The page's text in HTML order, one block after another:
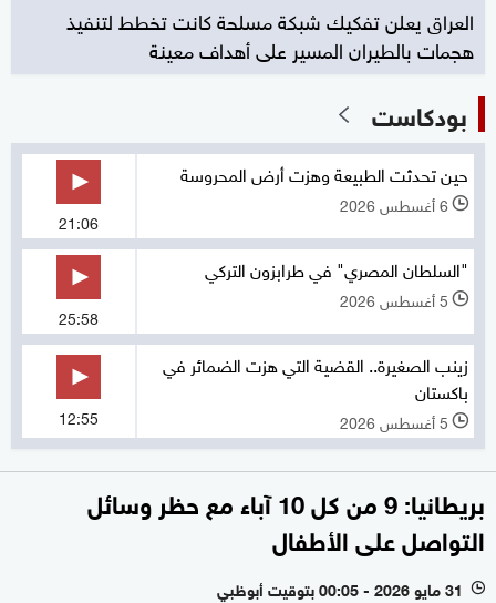
العراق يعلن تفكيك شبكة مسلحة كانت تخطط لتنفيذ
هجمات بالطيران المسير على أهداف معينة
بودكاست
حين تحدثت الطبيعة وهزت أرض المحروسة
l 6 أغسطس 2026
21:06
"السلطان المصري" في طرابزون التركي
l 5 أغسطس 2026
25:58
زينب الصغيرة.. القضية التي هزت الضمائر في
باكستان
l 5 أغسطس 2026 12:55
بريطانيا: 9 من كل 10 آباء مع حظر وسائل
التواصل على الأطفال
l 31 مايو 2026 - 00:05 بتوقيت أبوظبي